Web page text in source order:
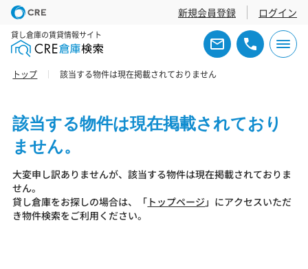
新規会員登録 ログイン
貸し倉庫の賃貸情報サイト
トップ 該当する物件は現在掲載されておりません
該当する物件は現在掲載されており
ません。
大変申し訳ありませんが、該当する物件は現在掲載されておりま
せん。
貸し倉庫をお探しの場合は、「 トップページ 」にアクセスいただ
き物件検索をご利用ください。